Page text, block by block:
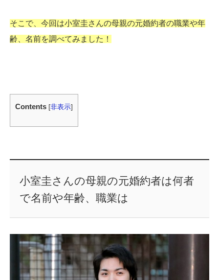
そこで、今回は小室圭さんの母親の元婚約者の職業や年
齢、名前を調べてみました！
Contents [非表示]
小室圭さんの母親の元婚約者は何者
で名前や年齢、職業は